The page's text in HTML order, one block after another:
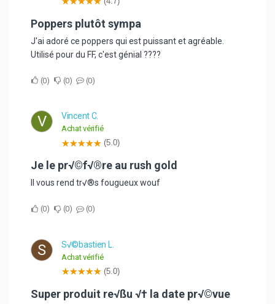
Poppers plutôt sympa
J'ai adoré ce poppers qui est puissant et agréable.
Utilisé pour du FF, c'est génial ????
0 0 0
V Vincent C.
Achat vérifié
(5.0)
Je le pr√©f√®re au rush gold
Il vous rend tr√®s fougueux wouf
0 0 0
S S√©bastien L.
Achat vérifié
(5.0)
Super produit re√ßu √† la date pr√©vue